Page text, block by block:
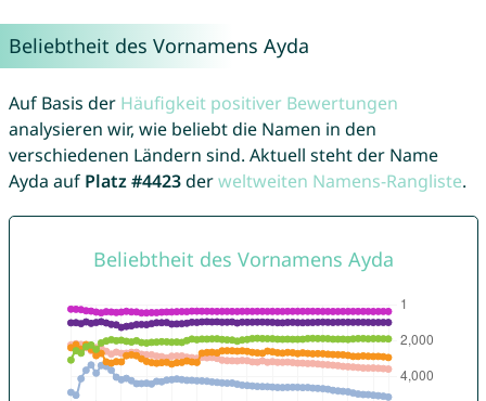
Beliebtheit des Vornamens Ayda
Auf Basis der Häufigkeit positiver Bewertungen
analysieren wir, wie beliebt die Namen in den
verschiedenen Ländern sind. Aktuell steht der Name
Ayda auf Platz #4423derweltweiten Namens-Rangliste.